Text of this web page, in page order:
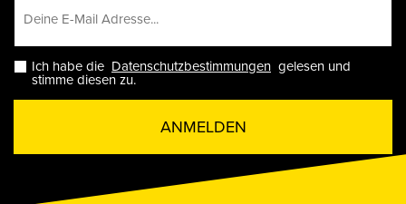
Ich habe die Datenschutzbestimmungen gelesen und
stimme diesen zu.
ANMELDEN